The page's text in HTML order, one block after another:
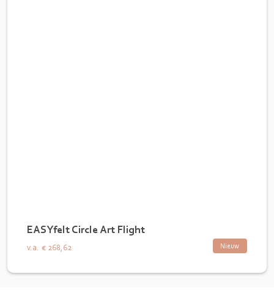
EASYfelt Circle Art Flight
Nieuw
v.a. € 268,62